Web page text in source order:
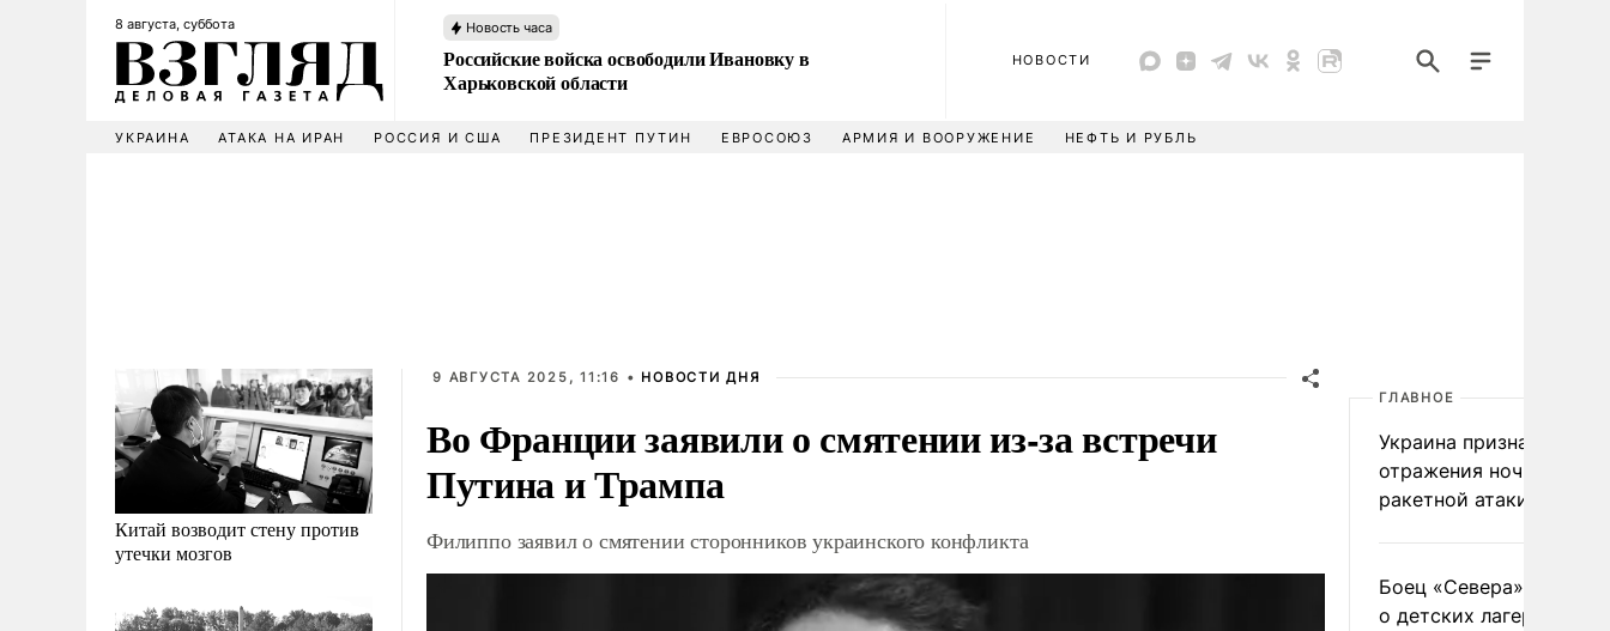
8 августа, суббота Новость часа
Российские войска освободили Ивановку в
Харьковской области
НОВОСТИ
УКРАИНА АТАКА НА ИРАН РОССИЯ И США ПРЕЗИДЕНТ ПУТИН ЕВРОСОЮЗ АРМИЯ И ВООРУЖЕНИЕ НЕФТЬ И РУБЛЬ
Китай возводит стену против
утечки мозгов
9 АВГУСТА 2025, 11:16 • НОВОСТИ ДНЯ
Во Франции заявили о смятении из-за встречи
Путина и Трампа
Филиппо заявил о смятении сторонников украинского конфликта
ГЛАВНОЕ
Украина признала
отражения ночной
ракетной атаки
Боец «Севера»
о детских лагерях